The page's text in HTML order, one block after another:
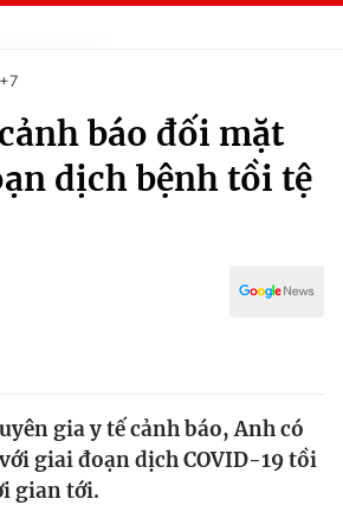
báo đối mặt
dịch bệnh tồi tệ
gia y tế cảnh báo, Anh có
giai đoạn dịch COVID-19 tồi
gian tới.